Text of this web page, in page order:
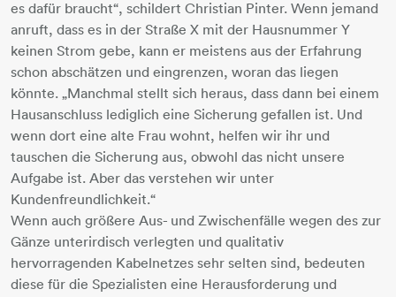
es dafür braucht“, schildert Christian Pinter. Wenn jemand
anruft, dass es in der Straße X mit der Hausnummer Y
keinen Strom gebe, kann er meistens aus der Erfahrung
schon abschätzen und eingrenzen, woran das liegen
könnte. „Manchmal stellt sich heraus, dass dann bei einem
Hausanschluss lediglich eine Sicherung gefallen ist. Und
wenn dort eine alte Frau wohnt, helfen wir ihr und
tauschen die Sicherung aus, obwohl das nicht unsere
Aufgabe ist. Aber das verstehen wir unter
Kundenfreundlichkeit.“
Wenn auch größere Aus- und Zwischenfälle wegen des zur
Gänze unterirdisch verlegten und qualitativ
hervorragenden Kabelnetzes sehr selten sind, bedeuten
diese für die Spezialisten eine Herausforderung und